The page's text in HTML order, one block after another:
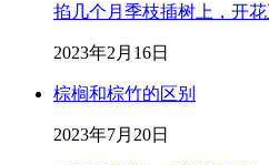
掐几个月季枝插树上，开
2023年2月16日
棕榈和棕竹的区别
2023年7月20日